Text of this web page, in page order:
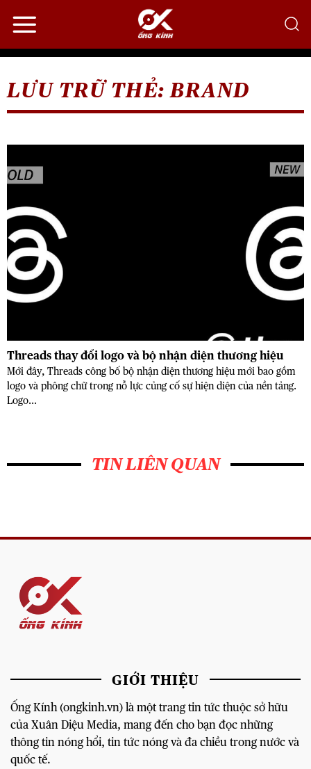
qua
dung
LƯU TRỮ THẺ:BRAND
Threads thay đổi logo và bộ nhận diện thương hiệu
Mới đây, Threads công bố bộ nhận diện thương hiệu mới bao gồm
logo và phông chữ trong nỗ lực củng cố sự hiện diện của nền tảng.
Logo...
TIN LIÊN QUAN
GIỚI THIỆU
Ống Kính (ongkinh.vn) là một trang tin tức thuộc sở hữu
của Xuân Diệu Media, mang đến cho bạn đọc những
thông tin nóng hổi, tin tức nóng và đa chiều trong nước và
quốc tế.